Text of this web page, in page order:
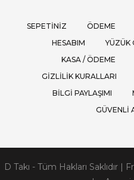
SEPETINIZ ÖDEME
HESABIM
YÜZÜK
KASA / ÖDEME
GIZLILIK KURALLARI
BILGI PAYLAŞIMI
GÜVENLI
D Takı - Tüm Hakları Saklıdır